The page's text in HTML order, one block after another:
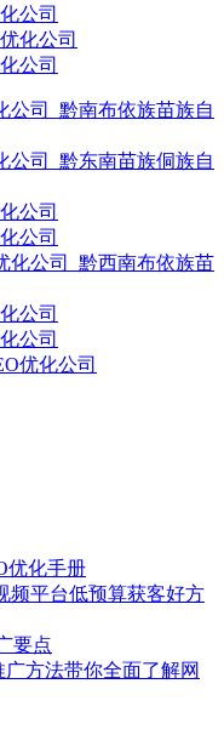
公司
公司
公司_黔南布依族苗族自
公司_黔东南苗族侗族自
公司
公司
化公司_黔西南布依族苗
公司
公司
优化公司
优化手册
频平台低预算获客好方
要点
方法带你全面了解网